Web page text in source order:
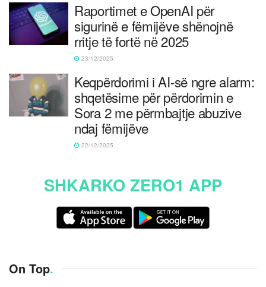
Raportimet e OpenAI për
sigurinë e fëmijëve shënojnë
rritje të fortë në 2025
23/12/2025
Keqpërdorimi i AI-së ngre alarm:
shqetësime për përdorimin e
Sora 2 me përmbajtje abuzive
ndaj fëmijëve
22/12/2025
SHKARKO ZERO1 APP
On Top.